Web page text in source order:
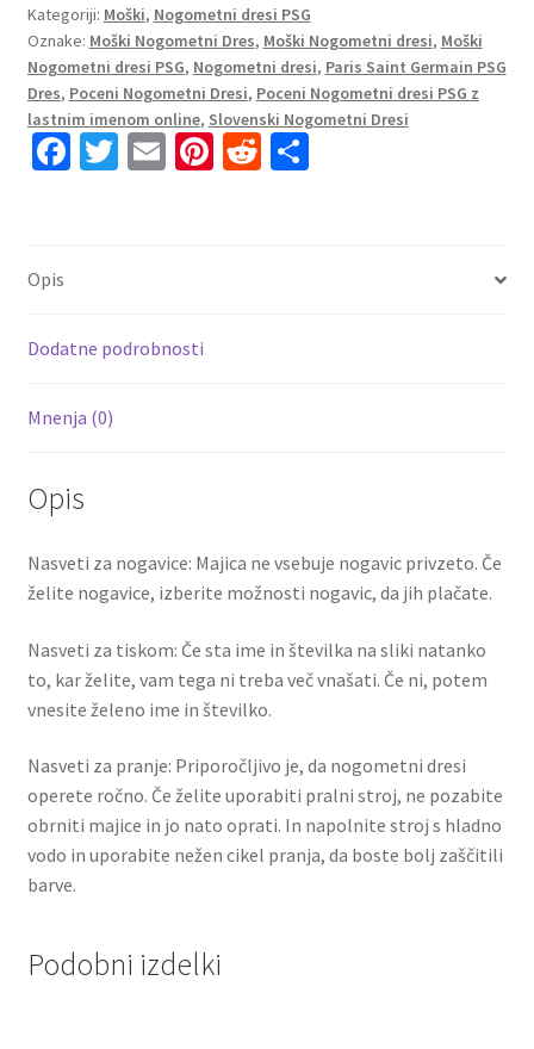
Germain
PSG
Gostujoči
2023
Kratek
Rokav
KEAN
količina
Kategoriji: Moški, Nogometni dresi PSG
Oznake: Moški Nogometni Dres, Moški Nogometni dresi, Moški
Nogometni dresi PSG, Nogometni dresi, Paris Saint Germain PSG
Dres, Poceni Nogometni Dresi, Poceni Nogometni dresi PSG z
lastnim imenom online, Slovenski Nogometni Dresi
Fa
k
T E Pi R S
Opis
Dodatne podrobnosti
Mnenja (0)
Opis
Nasveti za nogavice: Majica ne vsebuje nogavic privzeto. Če
želite nogavice, izberite možnosti nogavic, da jih plačate.
Nasveti za tiskom: Če sta ime in številka na sliki natanko
to, kar želite, vam tega ni treba več vnašati. Če ni, potem
vnesite želeno ime in številko.
Nasveti za pranje: Priporočljivo je, da nogometni dresi
operete ročno. Če želite uporabiti pralni stroj, ne pozabite
obrniti majice in jo nato oprati. In napolnite stroj s hladno
vodo in uporabite nežen cikel pranja, da boste bolj zaščitili
barve.
Podobni izdelki